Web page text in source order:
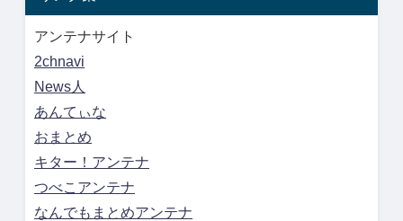
アンテナサイト
2chnavi
News人
あんてぃな
おまとめ
キター！アンテナ
つべこアンテナ
なんでもまとめアンテナ